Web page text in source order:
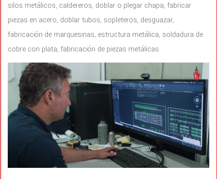
silos metálicos, caldereros, doblar o plegar chapa, fabricar
piezas en acero, doblar tubos, sopleteros, desguazar,
fabricación de marquesinas, estructura metálica, soldadura de
cobre con plata, fabricación de piezas metálicas.